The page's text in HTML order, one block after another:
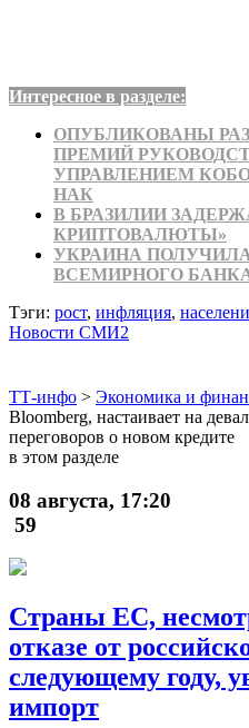
Интересное в разделе:
ОПУБЛИКОВАНЫ
ПРЕМИЙ
УПРАВЛЕНИЕМ
НАК
В БРАЗИЛИИ
КРИПТОВАЛЮТЫ»
УКРАИНА
ВСЕМИРНОГО
Тэги: рост, инфляция,
Новости СМИ2
ТТ-инфо > Экономика и
Bloomberg, настаивает на
переговоров о новом кредите
в этом разделе
08 августа, 17:20
59
Страны ЕС,
отказе от
следующему году,
импорт